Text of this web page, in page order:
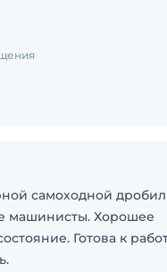
самоходной
машинисты. Хорошее
Готова к